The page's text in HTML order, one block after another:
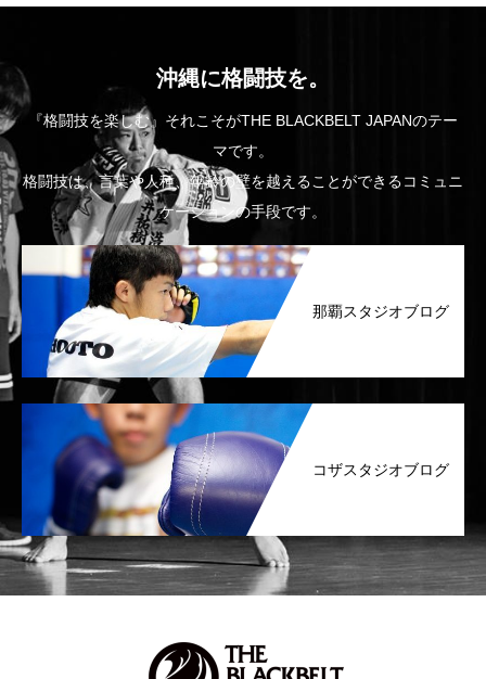
沖縄に格闘技を。
『格闘技を楽しむ』それこそがTHE BLACKBELT JAPANのテー
マです。
格闘技は、言葉や人種、年齢の壁を越えることができるコミュニ
ケーションの手段です。
那覇スタジオブログ
コザスタジオブログ